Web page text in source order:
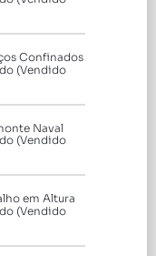
Confinados
(Vendido
Naval
(Vendido
em Altura
(Vendido